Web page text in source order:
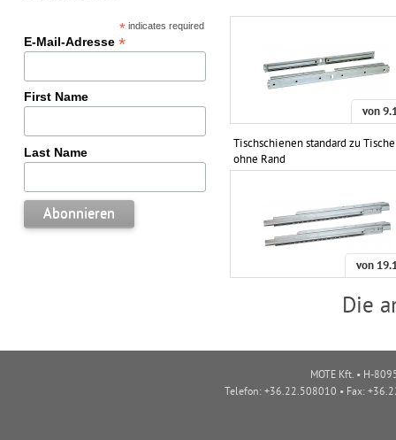
von
Tischschienen standard zu
ohne Rand
von
Die
* indicates required
E-Mail-Adresse *
First Name
Last Name
MOTE Kft. • H-
Telefon: +36.22.508010 • Fax: